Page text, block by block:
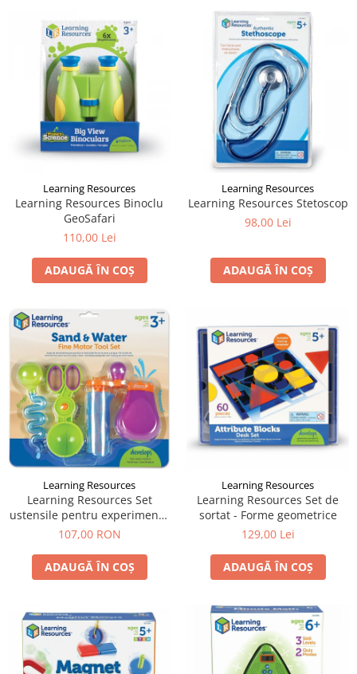
Learning Resources
Learning Resources Binoclu
GeoSafari
110,00 Lei
ADAUGĂ ÎN COȘ
Learning Resources
Learning Resources Stetoscop
98,00 Lei
ADAUGĂ ÎN COȘ
Learning Resources
Learning Resources Set
ustensile pentru experimente
- Apă și Nisip
107,00 RON
ADAUGĂ ÎN COȘ
Learning Resources
Learning Resources Set de
sortat - Forme geometrice
129,00 Lei
ADAUGĂ ÎN COȘ